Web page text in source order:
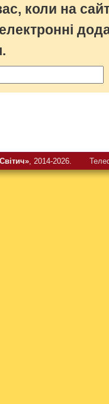
коли на
електронні
, 2014-2026.